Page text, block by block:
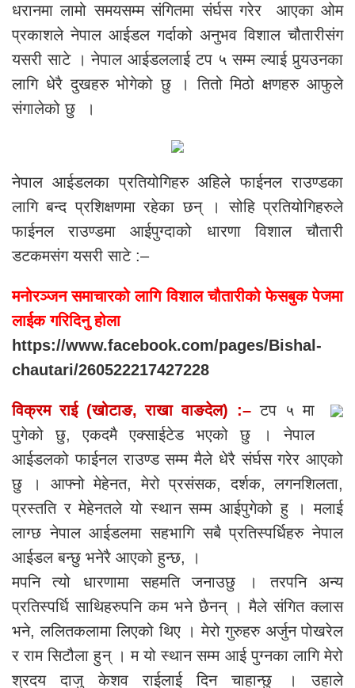
धरानमा लामो समयसम्म संगितमा संर्घस गरेर आएका ओम
प्रकाशले नेपाल आईडल गर्दाको अनुभव विशाल चौतारीसंग
यसरी साटे । नेपाल आईडललाई टप ५ सम्म ल्याई पुर्‍यउनका
लागि धेरै दुखहरु भोगेको छु । तितो मिठो क्षणहरु आफुले
संगालेको छु ।
नेपाल आईडलका प्रतियोगिहरु अहिले फाईनल राउण्डका
लागि बन्द प्रशिक्षणमा रहेका छन् । सोहि प्रतियोगिहरुले
फाईनल राउण्डमा आईपुग्दाको धारणा विशाल चौतारी
डटकमसंग यसरी साटे :–
मनोरञ्जन समाचारको लागि विशाल चौतारीको फेसबुक पेजमा
लाईक गरिदिनु होला
https://www.facebook.com/pages/Bishal-
chautari/260522217427228
विक्रम राई (खोटाङ, राखा वाङदेल) :–टप ५ मा
पुगेको छु, एकदमै एक्साईटेड भएको छु । नेपाल
आईडलको फाईनल राउण्ड सम्म मैले धेरै संर्घस गरेर आएको
छु । आफ्नो मेहेनत, मेरो प्रसंसक, दर्शक, लगनशिलता,
प्रस्तति र मेहेनतले यो स्थान सम्म आईपुगेको हु । मलाई
लाग्छ नेपाल आईडलमा सहभागि सबै प्रतिस्पर्धिहरु नेपाल
आईडल बन्छु भनेरै आएको हुन्छ, ।
मपनि त्यो धारणामा सहमति जनाउछु । तरपनि अन्य
प्रतिस्पर्धि साथिहरुपनि कम भने छैनन् । मैले संगित क्लास
भने, ललितकलामा लिएको थिए । मेरो गुरुहरु अर्जुन पोखरेल
र राम सिटौला हुन् । म यो स्थान सम्म आई पुग्नका लागि मेरो
श्रदय दाजु केशव राईलाई दिन चाहान्छु । उहाले